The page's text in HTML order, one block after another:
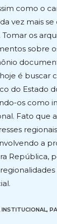
como o
vez mais
os
sobre
é buscar
do Estado
os como
Fato que
a
República,
,